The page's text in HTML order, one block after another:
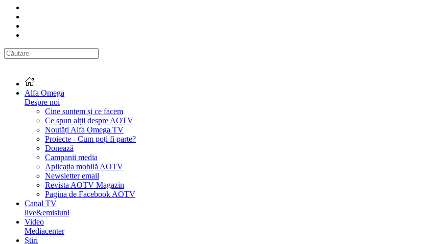
Alfa Omega
Despre noi
Cine suntem și ce facem
Ce spun alții despre AOTV
Noutăți Alfa Omega TV
Proiecte - Cum poți fi parte?
Donează
Campanii media
Aplicația mobilă AOTV
Newsletter email
Revista AOTV Magazin
Pagina de Facebook AOTV
Canal TV
live&emisiuni
Video
Mediacenter
Știri